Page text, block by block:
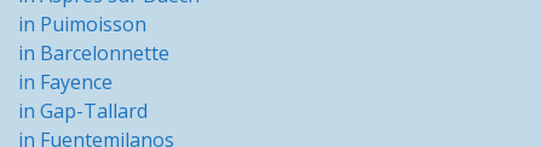
in Puimoisson
in Barcelonnette
in Fayence
in Gap-Tallard
in Fuentemilanos